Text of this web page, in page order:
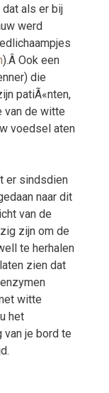
als er bij
werd
).Â Ook een
die
patiÃ«nten,
van de witte
voedsel aten
er sindsdien
naar dit
van de
zijn om de
te herhalen
zien dat
witte
het
van je bord te